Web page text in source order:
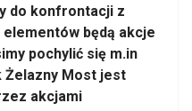
do konfrontacji z
elementów będą akcje
pochylić się m.in
Żelazny Most jest
akcjami